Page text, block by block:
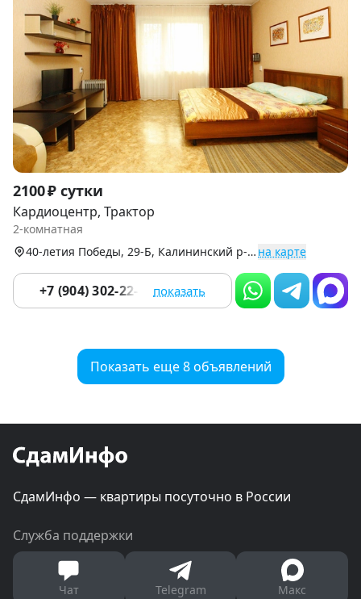
Item
1
of
2100 ₽ сутки
Кардиоцентр, Трактор
2-комнатная
40-летия Победы, 29-Б, Калининский р-н (Северо-Запад) на карте
+7 (904) 302-22-02 показать
Показать еще 8 объявлений
СдамИнфо — квартиры посуточно в России
Служба поддержки
Чат Telegram Макс